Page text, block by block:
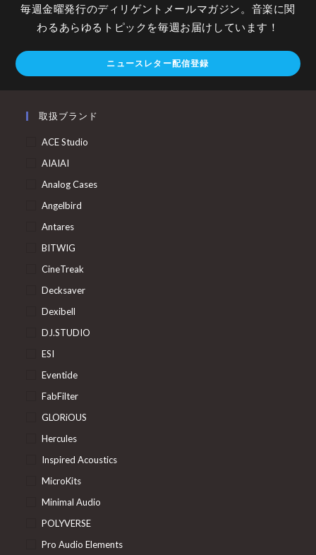
毎週金曜発行のディリゲントメールマガジン。音楽に関
わるあらゆるトピックを毎週お届けしています！
ニュースレター配信登録
取扱ブランド
ACE Studio
AIAIAI
Analog Cases
Angelbird
Antares
BITWIG
CineTreak
Decksaver
Dexibell
DJ.STUDIO
ESI
Eventide
FabFilter
GLORiOUS
Hercules
Inspired Acoustics
MicroKits
Minimal Audio
POLYVERSE
Pro Audio Elements